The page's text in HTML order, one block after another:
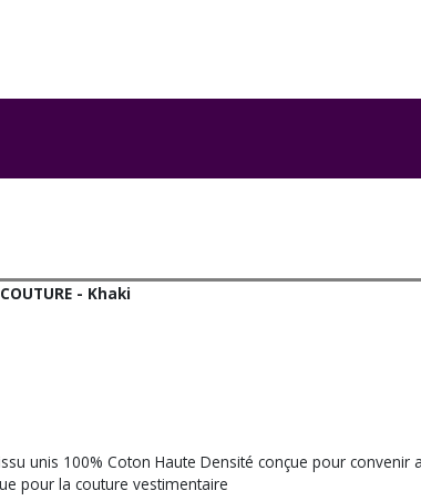
- Khaki
unis 100% Coton Haute Densité conçue pour
pour la couture vestimentaire